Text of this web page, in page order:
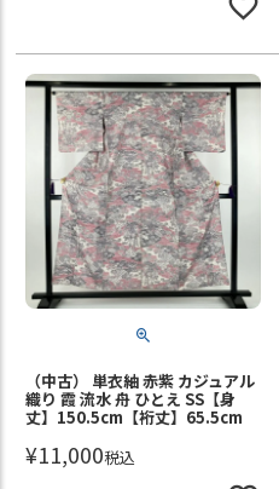
（中古） 単衣紬 赤紫 カジュアル
織り 霞 流水 舟 ひとえ SS【身
丈】150.5cm【裄丈】65.5cm
¥11,000税込